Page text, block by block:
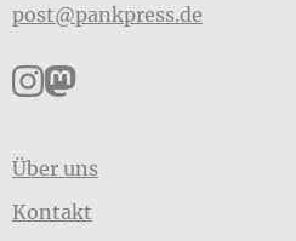
post@pankpress.de
Pankpress auf
Pankpress auf
Über uns
Kontakt